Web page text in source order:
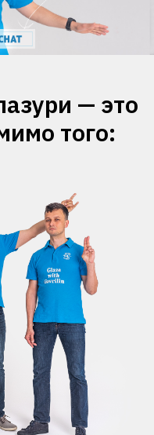
— это
того: